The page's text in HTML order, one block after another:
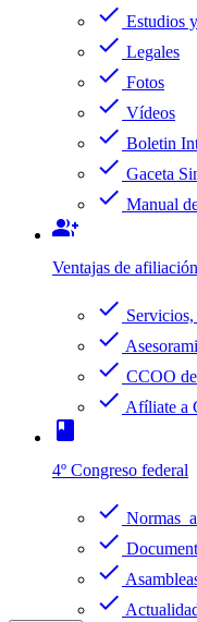
check Estudios
check Legales
check Fotos
check Vídeos
check Boletin
check Gaceta
check Manual
group_add
Ventajas de afiliación
check Servicios,
check
check CCOO
check Afíliate a
book
4º Congreso federal
check Normas
check
check
check